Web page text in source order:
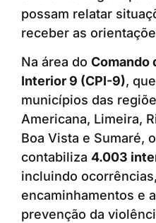
possam relatar
receber as
Na área do Comando
Interior 9 (CPI-9),
municípios das
Americana, Limeira,
Boa Vista e Sumaré,
contabiliza 4.003
incluindo
encaminhamentos e
prevenção da